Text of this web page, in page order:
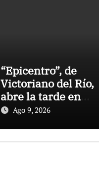
“Epicentro”, de
Victoriano del Río,
abre la tarde en
Pontevedra
Ago 9, 2026